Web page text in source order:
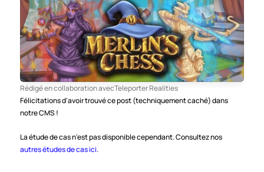
Rédigé en collaboration avecTeleporter Realities
Félicitations d'avoir trouvé ce post (techniquement caché) dans
notre CMS !
La étude de cas n'est pas disponible cependant. Consultez nos
autres études de cas ici.